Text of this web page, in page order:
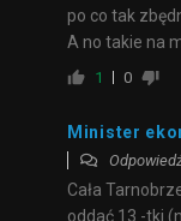
po co tak
A no takie na
1 0
Minister
Cała
oddać 13 -tki